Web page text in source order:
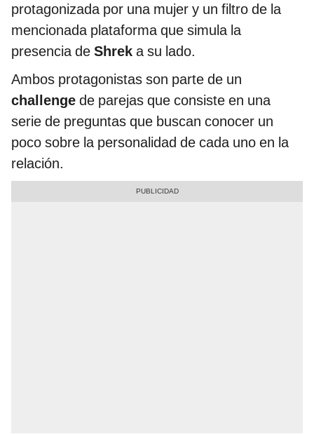
protagonizada por una mujer y un filtro de la
mencionada plataforma que simula la
presencia de Shrek a su lado.
Ambos protagonistas son parte de un
challenge de parejas que consiste en una
serie de preguntas que buscan conocer un
poco sobre la personalidad de cada uno en la
relación.